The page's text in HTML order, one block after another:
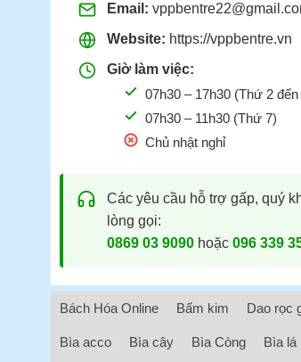
Email:
Website: https://vppbentre.vn
Giờ làm việc:
07h30 – 17h30 (Thứ 2
07h30 – 11h30 (Thứ 7)
Chủ nhật nghỉ
Các yêu cầu hỗ trợ gấp, quý
lòng gọi:
0869 03 9090hoặc 096 339
Bách Hóa Online Bấm kim Dao rọc
Bìa acco Bìa cây Bìa Còng Bìa lá